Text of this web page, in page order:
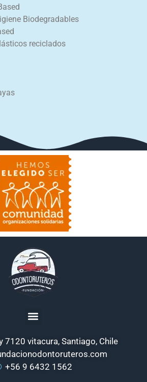
Biodegradables
reciclados
7120 vitacura, Santiago, Chile
+56 9 6432 1562